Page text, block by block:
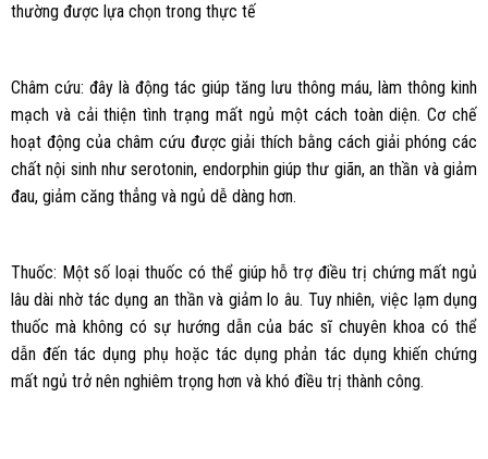
thường được lựa chọn trong thực tế
Châm cứu: đây là động tác giúp tăng lưu thông máu, làm thông kinh
mạch và cải thiện tình trạng mất ngủ một cách toàn diện. Cơ chế
hoạt động của châm cứu được giải thích bằng cách giải phóng các
chất nội sinh như serotonin, endorphin giúp thư giãn, an thần và giảm
đau, giảm căng thẳng và ngủ dễ dàng hơn.
Thuốc: Một số loại thuốc có thể giúp hỗ trợ điều trị chứng mất ngủ
lâu dài nhờ tác dụng an thần và giảm lo âu. Tuy nhiên, việc lạm dụng
thuốc mà không có sự hướng dẫn của bác sĩ chuyên khoa có thể
dẫn đến tác dụng phụ hoặc tác dụng phản tác dụng khiến chứng
mất ngủ trở nên nghiêm trọng hơn và khó điều trị thành công.